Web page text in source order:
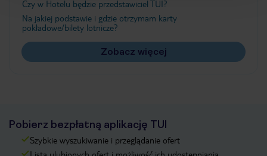
Czy w Hotelu będzie przedstawiciel TUI?
Na jakiej podstawie i gdzie otrzymam karty
pokładowe/bilety lotnicze?
Zobacz więcej
Pobierz bezpłatną aplikację TUI
Szybkie wyszukiwanie i przeglądanie ofert